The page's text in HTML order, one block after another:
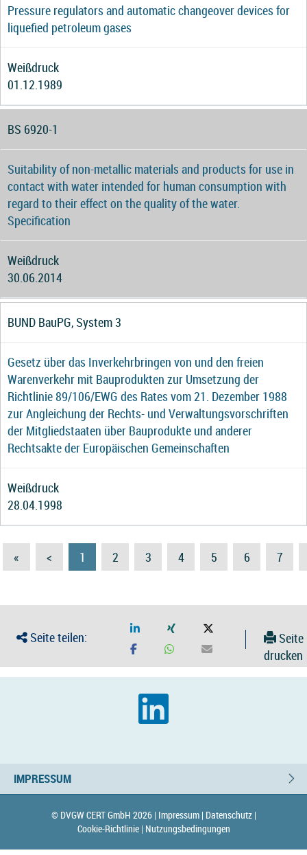
Pressure regulators and automatic changeover devices for
liquefied petroleum gases
Weißdruck
01.12.1989
BS 6920-1
Suitability of non-metallic materials and products for use in
contact with water intended for human consumption with
regard to their effect on the quality of the water.
Specification
Weißdruck
30.06.2014
BUND BauPG, System 3
Gesetz über das Inverkehrbringen von und den freien
Warenverkehr mit Bauprodukten zur Umsetzung der
Richtlinie 89/106/EWG des Rates vom 21. Dezember 1988
zur Angleichung der Rechts- und Verwaltungsvorschriften
der Mitgliedstaaten über Bauprodukte und anderer
Rechtsakte der Europäischen Gemeinschaften
Weißdruck
28.04.1998
« < 1 2 3 4 5 6 7
Seite teilen:
Seite
drucken
IMPRESSUM
© DVGW CERT GmbH 2026 | Impressum | Datenschutz |
Cookie-Richtlinie | Nutzungsbedingungen